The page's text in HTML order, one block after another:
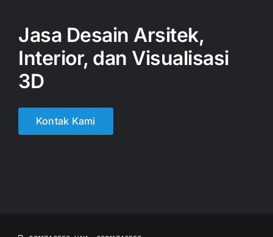
Jasa Desain Arsitek,
Interior, dan Visualisasi
3D
Kontak Kami